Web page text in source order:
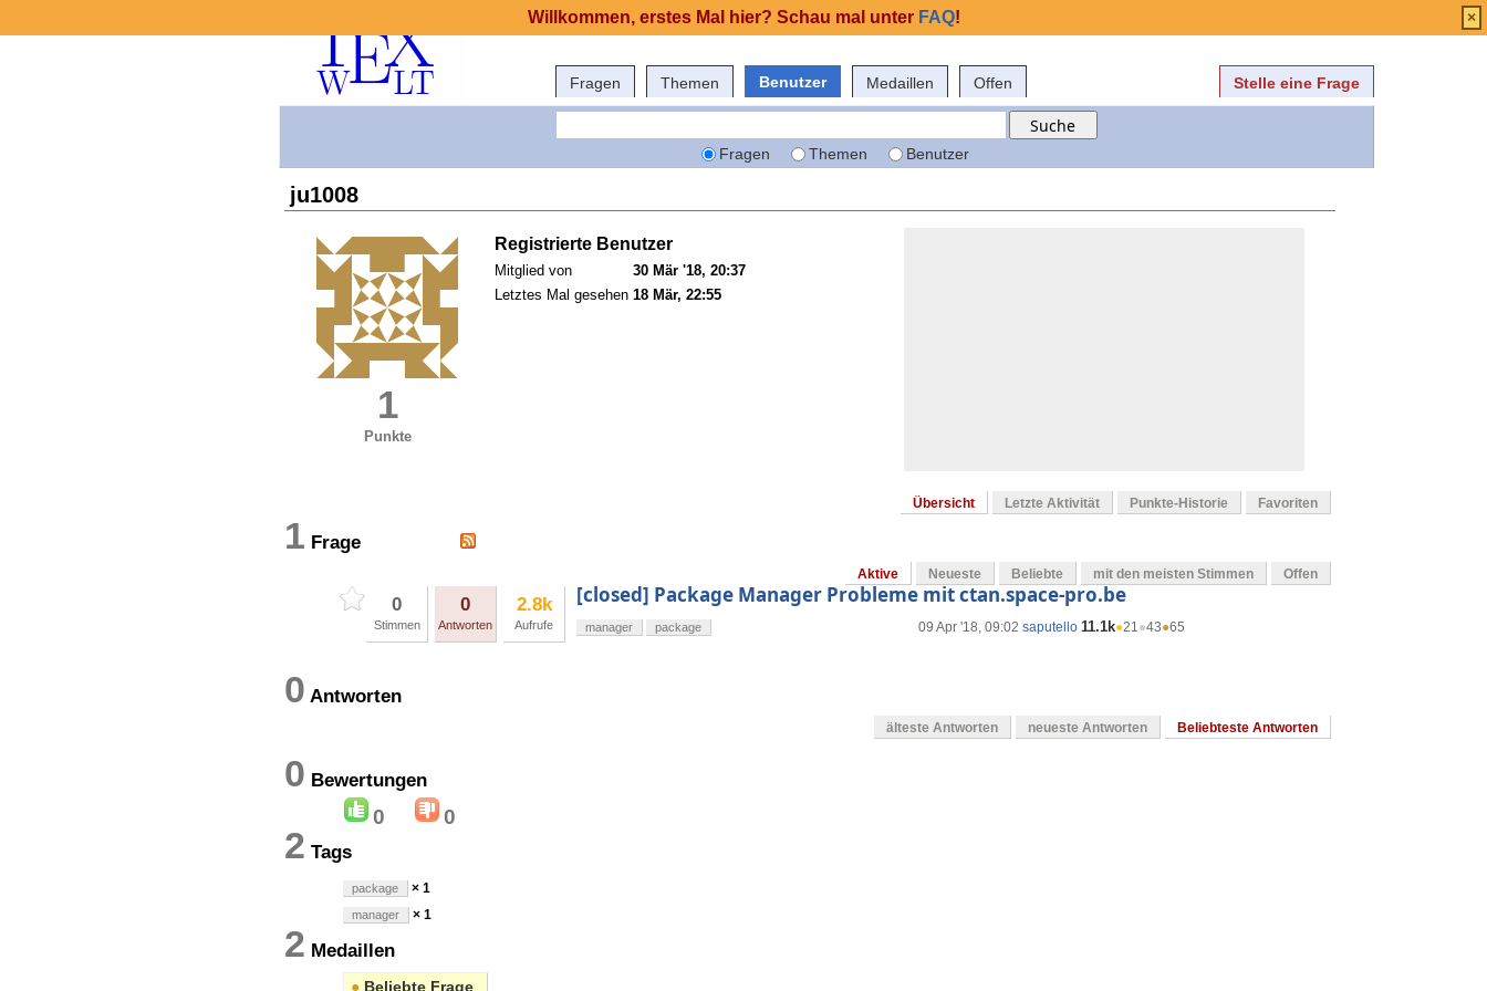
Fragen Themen Benutzer Medaillen Offen Stelle eine Frage
Fragen Themen Benutzer
ju1008
1
Punkte
Registrierte Benutzer
Mitglied von
30 Mär '18, 20:37
Letztes Mal gesehen 18 Mär, 22:55
Übersicht Letzte Aktivität Punkte-Historie Favoriten
1 Frage
Aktive Neueste Beliebte mit den meisten Stimmen Offen
0
Stimmen
0
Antworten
2.8k
Aufrufe
[closed] Package Manager Probleme mit ctan.space-pro.be
09 Apr '18, 09:02 saputello 11.1k●21●43●65
manager package
0 Antworten
älteste Antworten neueste Antworten Beliebteste Antworten
0 Bewertungen
0 0
2 Tags
package × 1
manager × 1
2 Medaillen
● Beliebte Frage
Willkommen, erstes Mal hier? Schau mal unter FAQ! ×